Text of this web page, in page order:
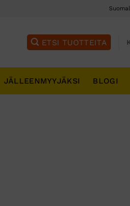
JÄLLEENMYYJÄKSI BLOGI